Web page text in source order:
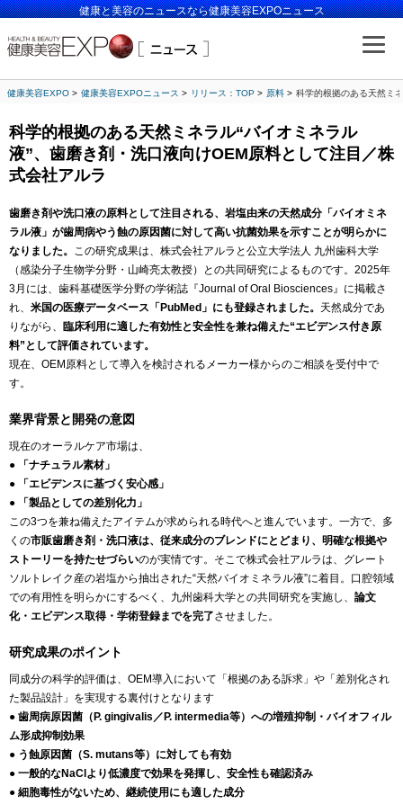
健康と美容のニュースなら健康美容EXPOニュース
健康美容EXPO 健康美容EXPOニュース リリース：TOP 原料 科学的根拠のある天然ミ
科学的根拠のある天然ミネラル“バイオミネラル
液”、歯磨き剤・洗口液向けOEM原料として注目／株
式会社アルラ
歯磨き剤や洗口液の原料として注目される、岩塩由来の天然成分「バイオミネ
ラル液」が歯周病やう蝕の原因菌に対して高い抗菌効果を示すことが明らかに
なりました。 この研究成果は、株式会社アルラと公立大学法人 九州歯科大学
（感染分子生物学分野・山崎亮太教授）との共同研究によるものです。2025年
3月には、歯科基礎医学分野の学術誌『Journal of Oral Biosciences』に掲載さ
れ、 米国の医療データベース「PubMed」にも登録されました。 天然成分であ
りながら、 臨床利用に適した有効性と安全性を兼ね備えた“エビデンス付き原
料”として評価されています。
現在、OEM原料として導入を検討されるメーカー様からのご相談を受付中で
す。
業界背景と開発の意図
現在のオーラルケア市場は、
● 「ナチュラル素材」
● 「エビデンスに基づく安心感」
● 「製品としての差別化力」
この3つを兼ね備えたアイテムが求められる時代へと進んでいます。一方で、多
くの市販歯磨き剤・洗口液は、従来成分のブレンドにとどまり、明確な根拠や
ストーリーを持たせづらいのが実情です。そこで株式会社アルラは、グレート
ソルトレイク産の岩塩から抽出された“天然バイオミネラル液”に着目。口腔領域
での有用性を明らかにするべく、九州歯科大学との共同研究を実施し、 論文
化・エビデンス取得・学術登録までを完了させました。
研究成果のポイント
同成分の科学的評価は、OEM導入において「根拠のある訴求」や「差別化され
た製品設計」を実現する裏付けとなります
● 歯周病原因菌（P. gingivalis／P. intermedia等）への増殖抑制・バイオフィル
ム形成抑制効果
● う蝕原因菌（S. mutans等）に対しても有効
● 一般的なNaClより低濃度で効果を発揮し、安全性も確認済み
● 細胞毒性がないため、継続使用にも適した成分